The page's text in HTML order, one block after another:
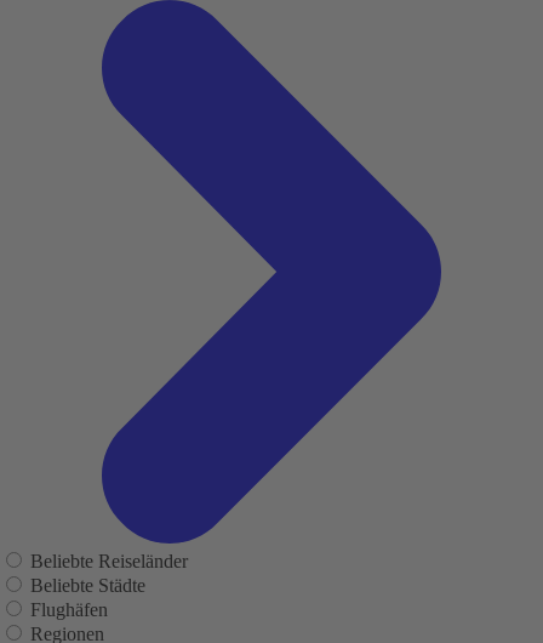
Beliebte Reiseländer
Beliebte Städte
Flughäfen
Regionen